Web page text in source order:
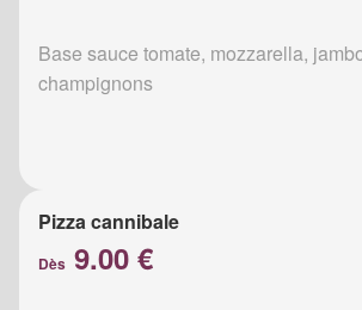
Base sauce tomate, mozzarella,
champignons
Pizza cannibale
Dès 9.00 €